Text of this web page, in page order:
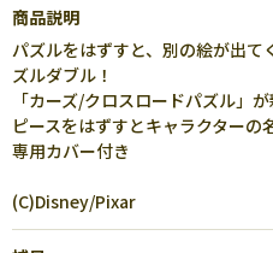
商品説明
パズルをはずすと、別の絵が出
ズルダブル！
「カーズ/クロスロードパズル」が
ピースをはずすとキャラクターの
専用カバー付き
(C)Disney/Pixar